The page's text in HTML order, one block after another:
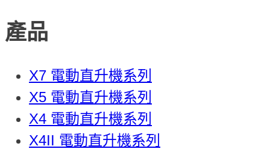
產品
X7 電動直升機系列
X5 電動直升機系列
X4 電動直升機系列
X4II 電動直升機系列